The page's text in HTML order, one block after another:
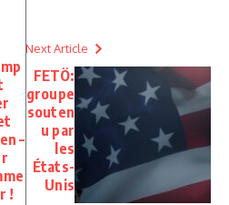
–
!
Next Article
FETÖ:
groupe
souten
u par
les
États-
Unis